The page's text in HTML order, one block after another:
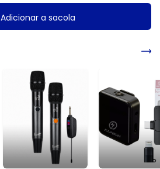
Adicionar a sacola